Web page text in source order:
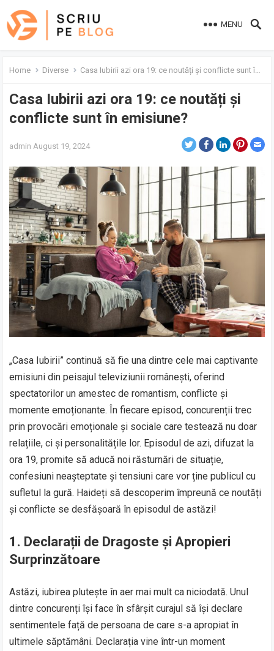
MENU
Home Diverse Casa Iubirii azi ora 19: ce noutăți și conflicte sunt în emisiune?
Casa Iubirii azi ora 19: ce noutăți și
conflicte sunt în emisiune?
admin August 19, 2024
„Casa Iubirii” continuă să fie una dintre cele mai captivante
emisiuni din peisajul televiziunii românești, oferind
spectatorilor un amestec de romantism, conflicte și
momente emoționante. În fiecare episod, concurenții trec
prin provocări emoționale și sociale care testează nu doar
relațiile, ci și personalitățile lor. Episodul de azi, difuzat la
ora 19, promite să aducă noi răsturnări de situație,
confesiuni neașteptate și tensiuni care vor ține publicul cu
sufletul la gură. Haideți să descoperim împreună ce noutăți
și conflicte se desfășoară în episodul de astăzi!
1. Declarații de Dragoste și Apropieri
Surprinzătoare
Astăzi, iubirea plutește în aer mai mult ca niciodată. Unul
dintre concurenți își face în sfârșit curajul să își declare
sentimentele față de persoana de care s-a apropiat în
ultimele săptămâni. Declarația vine într-un moment